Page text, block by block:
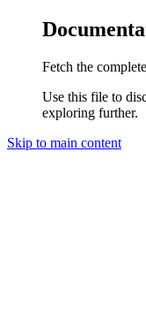
Fetch the
Use this file to
exploring further.
Skip to main content